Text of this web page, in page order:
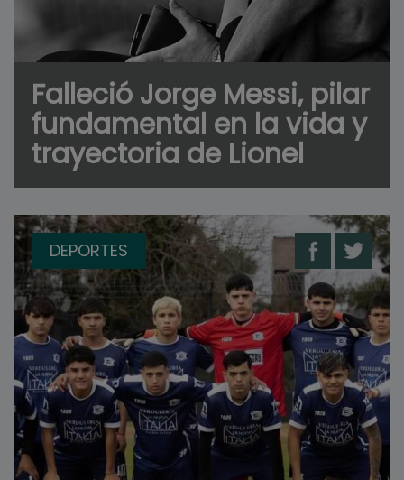
Falleció Jorge Messi, pilar
fundamental en la vida y
trayectoria de Lionel
DEPORTES